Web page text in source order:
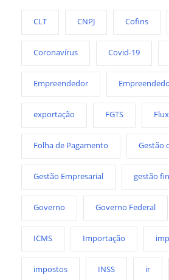
CLT CNPJ Cofins
Coronavírus Covid-19
Empreendedor
exportação FGTS
Folha de Pagamento Gestão
Gestão Empresarial gestão
Governo Governo Federal
ICMS Importação
impostos INSS ir